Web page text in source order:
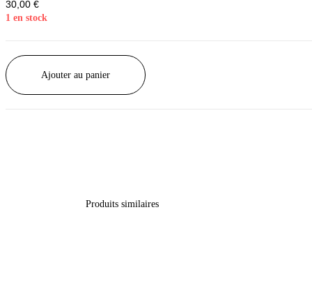
30,00 €
1 en stock
quantité
de
Chamechaude
Ajouter au panier
Produits similaires